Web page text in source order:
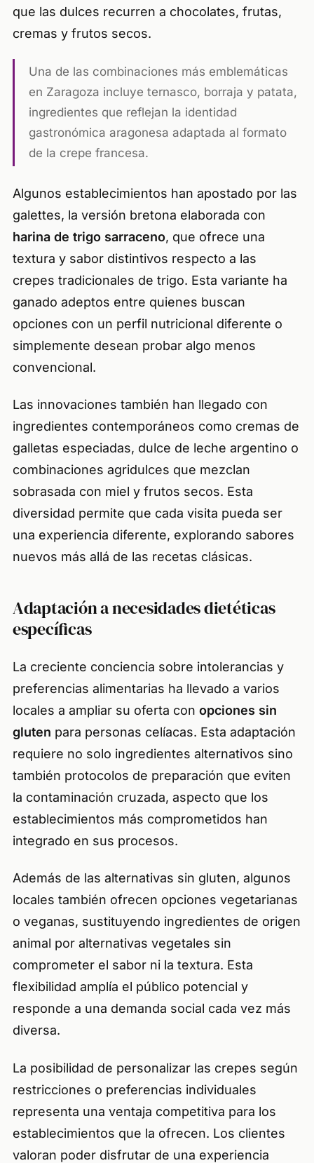
que las dulces recurren a chocolates, frutas,
cremas y frutos secos.
Una de las combinaciones más emblemáticas
en Zaragoza incluye ternasco, borraja y patata,
ingredientes que reflejan la identidad
gastronómica aragonesa adaptada al formato
de la crepe francesa.
Algunos establecimientos han apostado por las
galettes, la versión bretona elaborada con
harina de trigo sarraceno, que ofrece una
textura y sabor distintivos respecto a las
crepes tradicionales de trigo. Esta variante ha
ganado adeptos entre quienes buscan
opciones con un perfil nutricional diferente o
simplemente desean probar algo menos
convencional.
Las innovaciones también han llegado con
ingredientes contemporáneos como cremas de
galletas especiadas, dulce de leche argentino o
combinaciones agridulces que mezclan
sobrasada con miel y frutos secos. Esta
diversidad permite que cada visita pueda ser
una experiencia diferente, explorando sabores
nuevos más allá de las recetas clásicas.
Adaptación a necesidades dietéticas
específicas
La creciente conciencia sobre intolerancias y
preferencias alimentarias ha llevado a varios
locales a ampliar su oferta con opciones sin
gluten para personas celíacas. Esta adaptación
requiere no solo ingredientes alternativos sino
también protocolos de preparación que eviten
la contaminación cruzada, aspecto que los
establecimientos más comprometidos han
integrado en sus procesos.
Además de las alternativas sin gluten, algunos
locales también ofrecen opciones vegetarianas
o veganas, sustituyendo ingredientes de origen
animal por alternativas vegetales sin
comprometer el sabor ni la textura. Esta
flexibilidad amplía el público potencial y
responde a una demanda social cada vez más
diversa.
La posibilidad de personalizar las crepes según
restricciones o preferencias individuales
representa una ventaja competitiva para los
establecimientos que la ofrecen. Los clientes
valoran poder disfrutar de una experiencia